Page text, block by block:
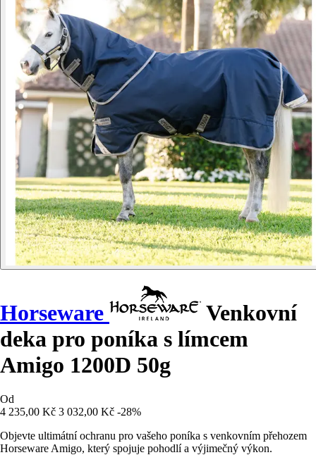
Horseware
Venkovní
deka pro poníka s límcem
Amigo 1200D 50g
Od
4 235,00 Kč 3 032,00 Kč -28%
Objevte ultimátní ochranu pro vašeho poníka s venkovním přehozem
Horseware Amigo, který spojuje pohodlí a výjimečný výkon.